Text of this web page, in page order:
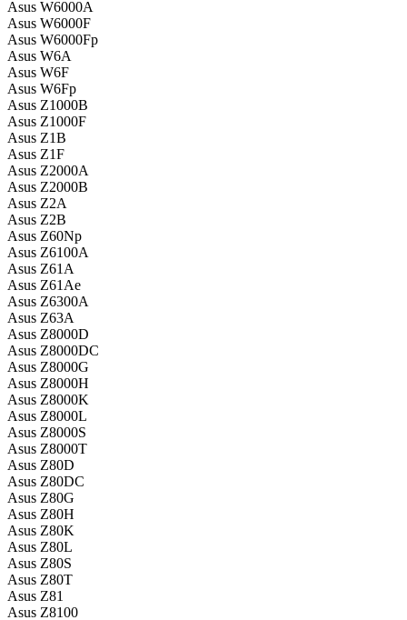
Asus W6000A
Asus W6000F
Asus W6000Fp
Asus W6A
Asus W6F
Asus W6Fp
Asus Z1000B
Asus Z1000F
Asus Z1B
Asus Z1F
Asus Z2000A
Asus Z2000B
Asus Z2A
Asus Z2B
Asus Z60Np
Asus Z6100A
Asus Z61A
Asus Z61Ae
Asus Z6300A
Asus Z63A
Asus Z8000D
Asus Z8000DC
Asus Z8000G
Asus Z8000H
Asus Z8000K
Asus Z8000L
Asus Z8000S
Asus Z8000T
Asus Z80D
Asus Z80DC
Asus Z80G
Asus Z80H
Asus Z80K
Asus Z80L
Asus Z80S
Asus Z80T
Asus Z81
Asus Z8100